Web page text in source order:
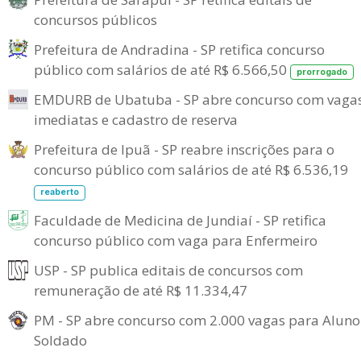
concursos públicos
Prefeitura de Andradina - SP retifica concurso
público com salários de até R$ 6.566,50
prorrogado
EMDURB de Ubatuba - SP abre concurso com
imediatas e cadastro de reserva
Prefeitura de Ipuã - SP reabre inscrições para o
concurso público com salários de até R$ 6.536,19
reaberto
Faculdade de Medicina de Jundiaí - SP retifica
concurso público com vaga para Enfermeiro
USP - SP publica editais de concursos com
remuneração de até R$ 11.334,47
PM - SP abre concurso com 2.000 vagas para
Soldado